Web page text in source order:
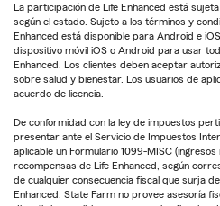
La participación de Life Enhanced está
según el estado. Sujeto a los términos y
Enhanced está disponible para Android e
dispositivo móvil iOS o Android para usar
Enhanced. Los clientes deben aceptar
sobre salud y bienestar. Los usuarios de
acuerdo de licencia.
De conformidad con la ley de impuestos
presentar ante el Servicio de Impuestos
aplicable un Formulario 1099-MISC
recompensas de Life Enhanced, según
de cualquier consecuencia fiscal que surja
Enhanced. State Farm no provee asesoría